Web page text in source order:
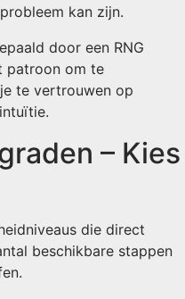
kan zijn.
door een RNG
patroon om te
te vertrouwen op
– Kies
die direct
beschikbare stappen